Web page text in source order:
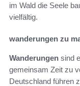
im Wald die Seele
vielfältig.
wanderungen zu
Wanderungen sind
gemeinsam Zeit zu
Deutschland führen